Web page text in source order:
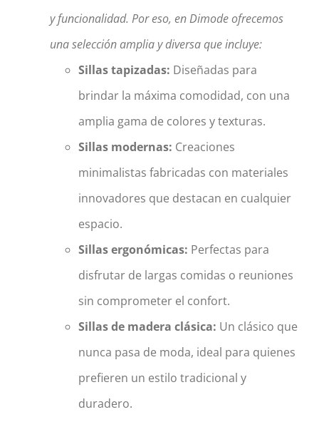
y funcionalidad. Por eso, en Dimode ofrecemos
una selección amplia y diversa que incluye:
Sillas tapizadas: Diseñadas para
brindar la máxima comodidad, con una
amplia gama de colores y texturas.
Sillas modernas: Creaciones
minimalistas fabricadas con materiales
innovadores que destacan en cualquier
espacio.
Sillas ergonómicas: Perfectas para
disfrutar de largas comidas o reuniones
sin comprometer el confort.
Sillas de madera clásica: Un clásico que
nunca pasa de moda, ideal para quienes
prefieren un estilo tradicional y
duradero.